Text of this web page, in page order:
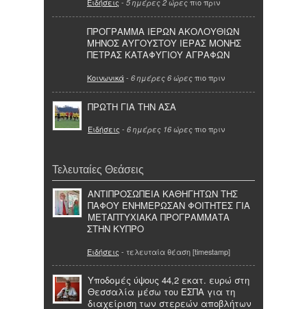
Ειδήσεις - 5 ημέρες 2 ώρες πιο πριν
ΠΡΟΓΡΑΜΜΑ ΙΕΡΩΝ ΑΚΟΛΟΥΘΙΩΝ
ΜΗΝΟΣ ΑΥΓΟΥΣΤΟΥ ΙΕΡΑΣ ΜΟΝΗΣ
ΠΕΤΡΑΣ ΚΑΤΑΦΥΓΙΟΥ ΑΓΡΑΦΩΝ
Κοινωνικά- 6 ημέρες 6 ώρες πιο πριν
ΠΡΩΤΗ ΓΙΑ ΤΗΝ ΑΣΑ
Ειδήσεις - 6 ημέρες 16 ώρες πιο πριν
Τελευταίες Θεάσεις
ΑΝΤΙΠΡΟΣΩΠΕΙΑ ΚΑΘΗΓΗΤΩΝ ΤΗΣ
ΠΑΦΟΥ ΕΝΗΜΕΡΩΣΑΝ ΦΟΙΤΗΤΕΣ ΓΙΑ
ΜΕΤΑΠΤΥΧΙΑΚΑ ΠΡΟΓΡΑΜΜΑΤΑ
ΣΤΗΝ ΚΥΠΡΟ
Ειδήσεις - τελευταία θέαση [timestamp]
Υποδομές ύψους 44,2 εκατ. ευρώ στη
Θεσσαλία μέσω του ΕΣΠΑ για τη
διαχείριση των στερεών αποβλήτων